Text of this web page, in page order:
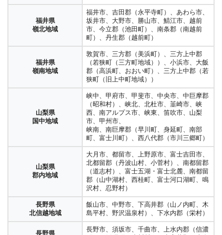
福井県
嶺北地域
福井市、吉田郡（永平寺町）、あわら市、
坂井市、大野市、勝山市、鯖江市、越前
市、今立郡（池田町）、南条郡（南越前
町）、丹生郡（越前町）
福井県
嶺南地域
敦賀市、三方郡（美浜町）、三方上中郡
（若狭町（三方町地域））、小浜市、大飯
郡（高浜町、おおい町）、三方上中郡（若
狭町（旧上中町地域））
山梨県
国中地域
峡中、甲府市、甲斐市、中央市、中巨摩郡
（昭和村）、峡北、北杜市、韮崎市、峡
西、南アルプス市、峡東、笛吹市、山梨
市、甲州市、
峡南、南巨摩郡（早川町、身延町、南部
町、富士川町）、西八代郡（市川三郷町）
山梨県
郡内地域
大月市、都留市、上野原市、富士吉田市、
北都留郡（丹波山村、小菅村）、南都留郡
（道志村）、富士五湖・富士北麓、南都留
郡（山中湖村、西桂町、富士河口湖町、鳴
沢村、忍野村）
長野県
北信越地域
飯山市、中野市、下高井郡（山ノ内町、木
島平村、野沢温泉村）、下水内郡（栄村）
長野県
長野市、須坂市、千曲市、上水内郡（信濃